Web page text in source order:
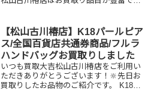
たものや、片手でお持ちいただけるもの
ならお買取りできるお品が...
【松山古川椿店】K18パールピア
ス/全国百貨店共通券商品/フルラ
ハンドバッグお買取りしました
いつも買取大吉松山古川椿店をご利用い
ただきありがとうございます！🔆先日お
買取りしたお品物のご紹介です。 K18パ